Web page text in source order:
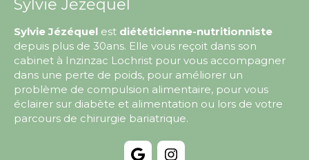
Sylvie Jézéquel
Sylvie Jézéquel est diététicienne-nutritionniste
depuis plus de 30ans. Elle vous reçoit dans son
cabinet à Inzinzac Lochrist pour vous accompagner
dans une perte de poids, pour améliorer un
problème de compulsion alimentaire, pour vous
éclairer sur diabète et alimentation ou lors de votre
parcours de chirurgie bariatrique.